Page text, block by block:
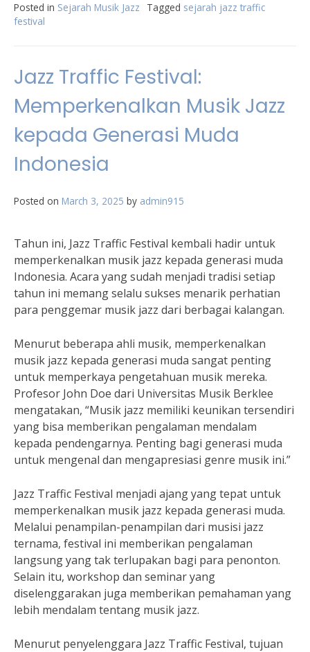
Posted in Sejarah Musik Jazz Tagged sejarah jazz traffic
festival
Jazz Traffic Festival:
Memperkenalkan Musik Jazz
kepada Generasi Muda
Indonesia
Posted on March 3, 2025 by admin915
Tahun ini, Jazz Traffic Festival kembali hadir untuk
memperkenalkan musik jazz kepada generasi muda
Indonesia. Acara yang sudah menjadi tradisi setiap
tahun ini memang selalu sukses menarik perhatian
para penggemar musik jazz dari berbagai kalangan.
Menurut beberapa ahli musik, memperkenalkan
musik jazz kepada generasi muda sangat penting
untuk memperkaya pengetahuan musik mereka.
Profesor John Doe dari Universitas Musik Berklee
mengatakan, “Musik jazz memiliki keunikan tersendiri
yang bisa memberikan pengalaman mendalam
kepada pendengarnya. Penting bagi generasi muda
untuk mengenal dan mengapresiasi genre musik ini.”
Jazz Traffic Festival menjadi ajang yang tepat untuk
memperkenalkan musik jazz kepada generasi muda.
Melalui penampilan-penampilan dari musisi jazz
ternama, festival ini memberikan pengalaman
langsung yang tak terlupakan bagi para penonton.
Selain itu, workshop dan seminar yang
diselenggarakan juga memberikan pemahaman yang
lebih mendalam tentang musik jazz.
Menurut penyelenggara Jazz Traffic Festival, tujuan